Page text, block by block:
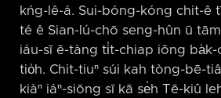
kńg-lê-á. Sui-bóng-kóng chit-ê
té ê Sian-lú-chō seng-hûn ū
iáu-sī ē-tàng ti̍t-chiap iōng ba̍k-
tio̍h. Chit-tiuⁿ súi kah tòng-bē-
kiàⁿ iáⁿ-siōng sī kā se̍h Tē-kiû